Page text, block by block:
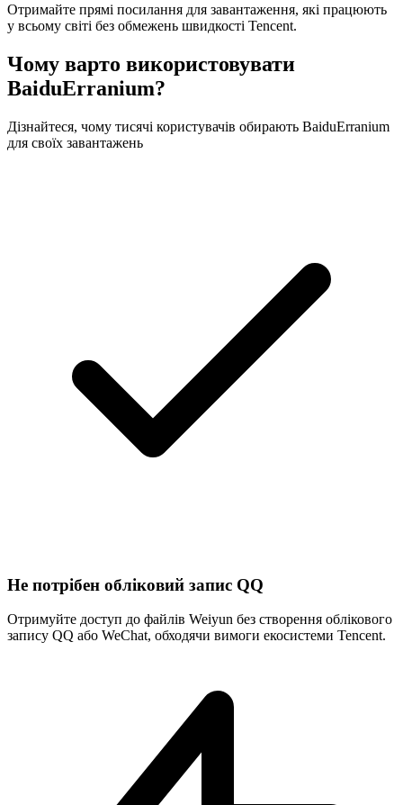
Отримайте прямі посилання для завантаження, які працюють
у всьому світі без обмежень швидкості Tencent.
Чому варто використовувати
BaiduErranium?
Дізнайтеся, чому тисячі користувачів обирають BaiduErranium
для своїх завантажень
Не потрібен обліковий запис QQ
Отримуйте доступ до файлів Weiyun без створення облікового
запису QQ або WeChat, обходячи вимоги екосистеми Tencent.